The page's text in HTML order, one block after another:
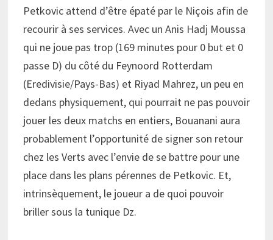
Petkovic attend d’être épaté par le Niçois afin de
recourir à ses services. Avec un Anis Hadj Moussa
qui ne joue pas trop (169 minutes pour 0 but et 0
passe D) du côté du Feynoord Rotterdam
(Eredivisie/Pays-Bas) et Riyad Mahrez, un peu en
dedans physiquement, qui pourrait ne pas pouvoir
jouer les deux matchs en entiers, Bouanani aura
probablement l’opportunité de signer son retour
chez les Verts avec l’envie de se battre pour une
place dans les plans pérennes de Petkovic. Et,
intrinsèquement, le joueur a de quoi pouvoir
briller sous la tunique Dz.